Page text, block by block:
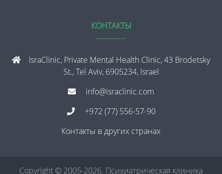
КОНТАКТЫ
IsraClinic, Private Mental Health Clinic, 43 Brodetsky
St., Tel Aviv, 6905234, Israel
info@israclinic.com
+972 (77) 556-57-90
Контакты в других странах
Copyright © 2005-2026. Психиатрическая клиника